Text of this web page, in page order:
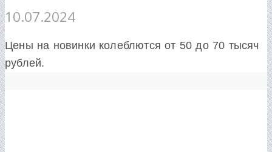
10.07.2024
Цены на новинки колеблются от 50 до 70 тысяч
рублей.